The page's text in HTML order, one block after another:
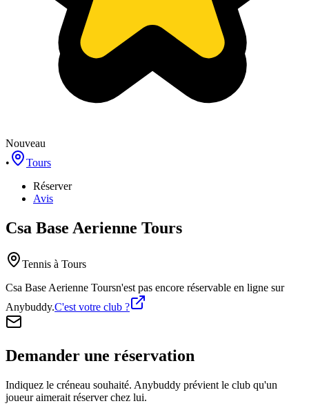
Nouveau
•
Tours
Réserver
Avis
Csa Base Aerienne Tours
Tennis à Tours
Csa Base Aerienne Toursn'est pas encore réservable en ligne sur
Anybuddy.C'est votre club ?
Demander une réservation
Indiquez le créneau souhaité. Anybuddy prévient le club qu'un
joueur aimerait réserver chez lui.